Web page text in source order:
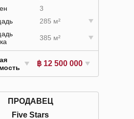
3
285 м²
385 м²
฿ 12 500 000
ПРОДАВЕЦ
Five Stars